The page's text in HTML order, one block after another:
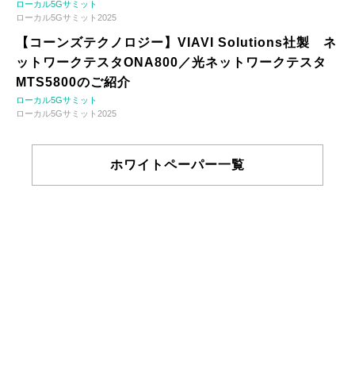
ローカル5Gサミット
ローカル5Gサミット2025
【コーンズテクノロジー】VIAVI Solutions社製 ネ
ットワークテスタONA800／光ネットワークテスタ
MTS5800のご紹介
ローカル5Gサミット
ローカル5Gサミット2025
ホワイトペーパー一覧